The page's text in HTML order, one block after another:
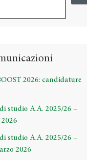
2026: candidature
studio A.A. 2025/26 –
studio A.A. 2025/26 –
2026